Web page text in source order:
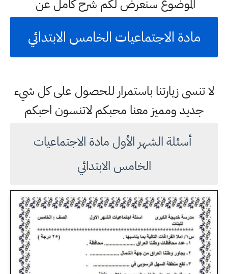
الموضوع سنعرض لكم شرح كامل عن
مادة الاجتماعيات الخامس الابتدائي
لا تنسى زيارتنا باستمرار للحصول على كل شيء
جديد ومميز معنا محبكم لاتنسون احبكم
أسئلة الشهر الأول مادة الاجتماعيات
الخامس الابتدائي